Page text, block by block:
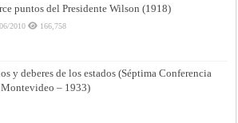
puntos del Presidente Wilson (1918)
2010 166,758
y deberes de los estados (Séptima Conferencia
– 1933)